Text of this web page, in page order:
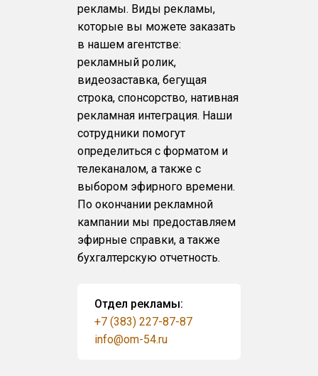
рекламы. Виды рекламы,
которые вы можете заказать
в нашем агентстве:
рекламный ролик,
видеозаставка, бегущая
строка, спонсорство, нативная
рекламная интеграция. Наши
сотрудники помогут
определиться с форматом и
телеканалом, а также с
выбором эфирного времени.
По окончании рекламной
кампании мы предоставляем
эфирные справки, а также
бухгалтерскую отчетность.
Отдел рекламы:
+7 (383) 227-87-87
info@om-54.ru